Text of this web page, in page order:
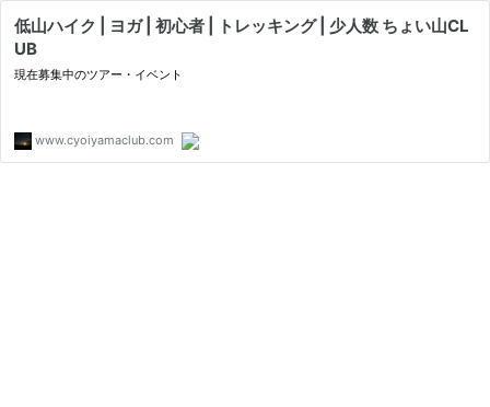
低山ハイク | ヨガ | 初心者 | トレッキング | 少人数 ちょい山CL
UB
現在募集中のツアー・イベント
www.cyoiyamaclub.com